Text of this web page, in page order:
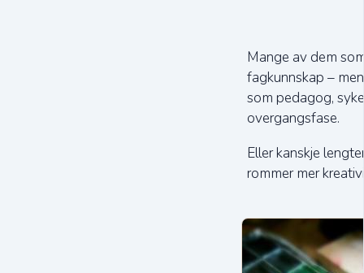
Mange av dem
fagkunnskap –
som pedagog,
overgangsfase.
Eller kanskje
rommer mer